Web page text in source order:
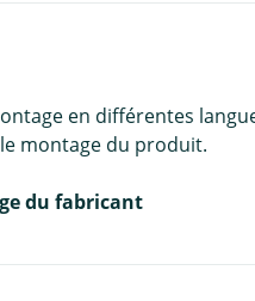
en différentes
montage du produit.
du fabricant